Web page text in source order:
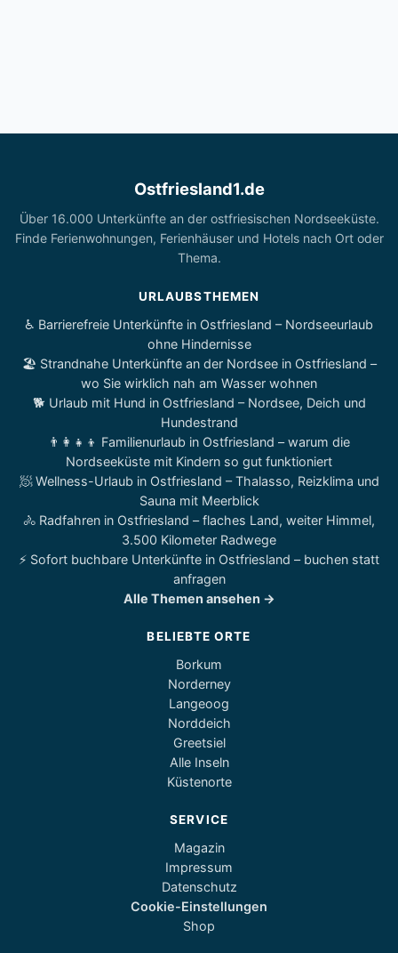
Ostfriesland1.de
Über 16.000 Unterkünfte an der ostfriesischen Nordseeküste.
Finde Ferienwohnungen, Ferienhäuser und Hotels nach Ort oder
Thema.
URLAUBSTHEMEN
♿ Barrierefreie Unterkünfte in Ostfriesland – Nordseeurlaub
ohne Hindernisse
🏖️ Strandnahe Unterkünfte an der Nordsee in Ostfriesland –
wo Sie wirklich nah am Wasser wohnen
🐕 Urlaub mit Hund in Ostfriesland – Nordsee, Deich und
Hundestrand
👨‍👩‍👧‍👦 Familienurlaub in Ostfriesland – warum die
Nordseeküste mit Kindern so gut funktioniert
🧖 Wellness-Urlaub in Ostfriesland – Thalasso, Reizklima und
Sauna mit Meerblick
🚴 Radfahren in Ostfriesland – flaches Land, weiter Himmel,
3.500 Kilometer Radwege
⚡ Sofort buchbare Unterkünfte in Ostfriesland – buchen statt
anfragen
Alle Themen ansehen →
BELIEBTE ORTE
Borkum
Norderney
Langeoog
Norddeich
Greetsiel
Alle Inseln
Küstenorte
SERVICE
Magazin
Impressum
Datenschutz
Cookie-Einstellungen
Shop